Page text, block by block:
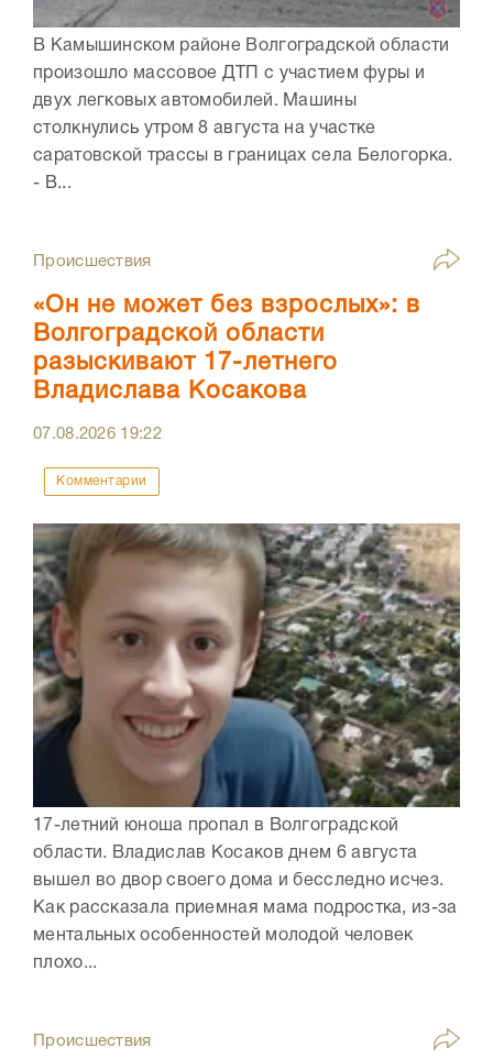
В Камышинском районе Волгоградской области
произошло массовое ДТП с участием фуры и
двух легковых автомобилей. Машины
столкнулись утром 8 августа на участке
саратовской трассы в границах села Белогорка.
- В...
Происшествия
«Он не может без взрослых»: в
Волгоградской области
разыскивают 17-летнего
Владислава Косакова
07.08.2026 19:22
Комментарии
17-летний юноша пропал в Волгоградской
области. Владислав Косаков днем 6 августа
вышел во двор своего дома и бесследно исчез.
Как рассказала приемная мама подростка, из-за
ментальных особенностей молодой человек
плохо...
Происшествия